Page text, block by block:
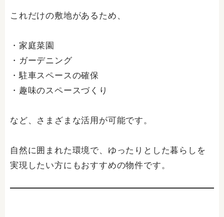
これだけの敷地があるため、
・家庭菜園
・ガーデニング
・駐車スペースの確保
・趣味のスペースづくり
など、さまざまな活用が可能です。
自然に囲まれた環境で、ゆったりとした暮らしを
実現したい方にもおすすめの物件です。